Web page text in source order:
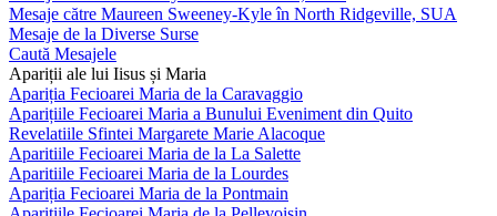
Mesaje către Maureen Sweeney-Kyle în North Ridgeville, SUA
Mesaje de la Diverse Surse
Caută Mesajele
Apariții ale lui Iisus și Maria
Apariția Fecioarei Maria de la Caravaggio
Aparițiile Fecioarei Maria a Bunului Eveniment din Quito
Revelatiile Sfintei Margarete Marie Alacoque
Aparitiile Fecioarei Maria de la La Salette
Aparitiile Fecioarei Maria de la Lourdes
Apariția Fecioarei Maria de la Pontmain